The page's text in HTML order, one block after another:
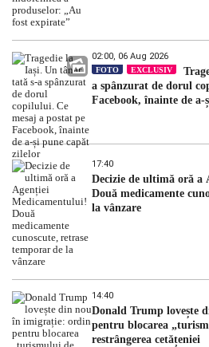
02:00, 06 Aug 2026
FOTO EXCLUSIV
a spânzurat de dorul
Facebook, înainte de
17:40
Decizie de ultimă oră a
Două medicamente
la vânzare
14:40
Donald Trump lovește
pentru blocarea
restrângerea cetățeniei